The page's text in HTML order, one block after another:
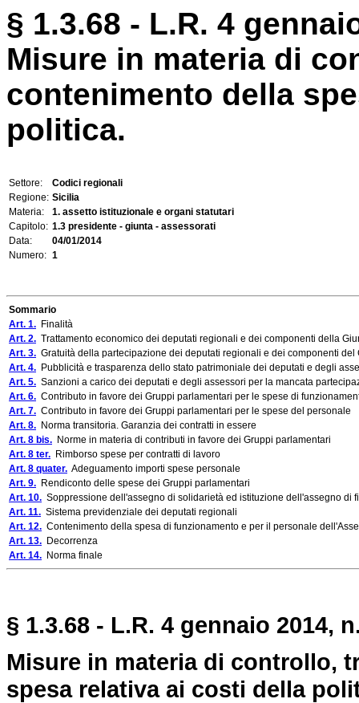
§ 1.3.68 - L.R. 4
Misure in materia di
contenimento della
politica.
Settore:
Codici regionali
Regione: Sicilia
Materia:
1. assetto istituzionale e organi statutari
Capitolo: 1.3 presidente - giunta - assessorati
Data:
04/01/2014
Numero: 1
Sommario
Art. 1. Finalità
Art. 2. Trattamento economico dei deputati regionali e dei componenti della
Art. 3. Gratuità della partecipazione dei deputati regionali e dei componenti
Art. 4. Pubblicità e trasparenza dello stato patrimoniale dei deputati e degli
Art. 5. Sanzioni a carico dei deputati e degli assessori per la mancata
Art. 6. Contributo in favore dei Gruppi parlamentari per le spese di
Art. 7. Contributo in favore dei Gruppi parlamentari per le spese del personale
Art. 8. Norma transitoria. Garanzia dei contratti in essere
Art. 8 bis. Norme in materia di contributi in favore dei Gruppi parlamentari
Art. 8 ter. Rimborso spese per contratti di lavoro
Art. 8 quater. Adeguamento importi spese personale
Art. 9. Rendiconto delle spese dei Gruppi parlamentari
Art. 10. Soppressione dell'assegno di solidarietà ed istituzione dell'assegno di
Art. 11. Sistema previdenziale dei deputati regionali
Art. 12. Contenimento della spesa di funzionamento e per il personale
Art. 13. Decorrenza
Art. 14. Norma finale
§ 1.3.68 - L.R. 4 gennaio 2014,
Misure in materia di controllo,
spesa relativa ai costi della